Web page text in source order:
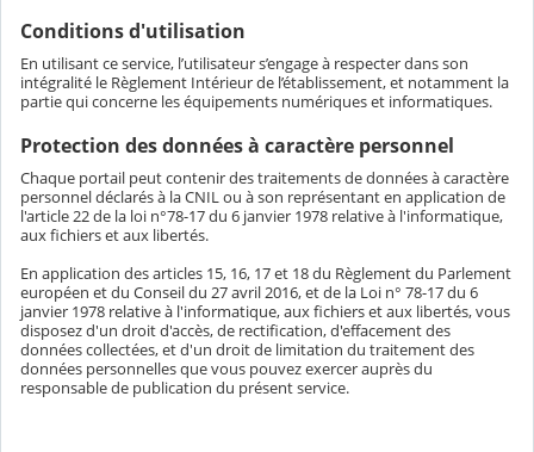
Conditions d'utilisation
En utilisant ce service, l’utilisateur s’engage à respecter dans son
intégralité le Règlement Intérieur de l’établissement, et notamment la
partie qui concerne les équipements numériques et informatiques.
Protection des données à caractère personnel
Chaque portail peut contenir des traitements de données à caractère
personnel déclarés à la CNIL ou à son représentant en application de
l'article 22 de la loi n°78-17 du 6 janvier 1978 relative à l'informatique,
aux fichiers et aux libertés.
En application des articles 15, 16, 17 et 18 du Règlement du Parlement
européen et du Conseil du 27 avril 2016, et de la Loi n° 78-17 du 6
janvier 1978 relative à l'informatique, aux fichiers et aux libertés, vous
disposez d'un droit d'accès, de rectification, d'effacement des
données collectées, et d'un droit de limitation du traitement des
données personnelles que vous pouvez exercer auprès du
responsable de publication du présent service.